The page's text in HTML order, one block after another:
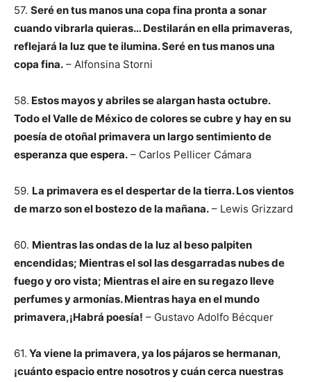
57. Seré en tus manos una copa fina pronta a sonar
cuando vibrarla quieras… Destilarán en ella primaveras,
reflejará la luz que te ilumina. Seré en tus manos una
copa fina. – Alfonsina Storni
58. Estos mayos y abriles se alargan hasta octubre.
Todo el Valle de México de colores se cubre y hay en su
poesía de otoñal primavera un largo sentimiento de
esperanza que espera. – Carlos Pellicer Cámara
59. La primavera es el despertar de la tierra. Los vientos
de marzo son el bostezo de la mañana. – Lewis Grizzard
60. Mientras las ondas de la luz al beso palpiten
encendidas; Mientras el sol las desgarradas nubes de
fuego y oro vista; Mientras el aire en su regazo lleve
perfumes y armonías. Mientras haya en el mundo
primavera,¡Habrá poesía! – Gustavo Adolfo Bécquer
61. Ya viene la primavera, ya los pájaros se hermanan,
¡cuánto espacio entre nosotros y cuán cerca nuestras